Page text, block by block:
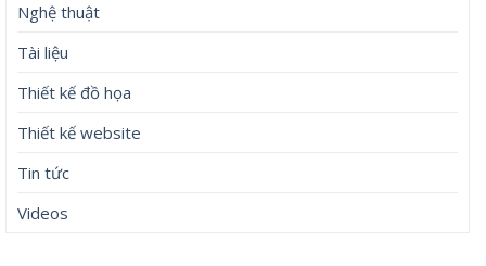
Nghệ thuật
Tài liệu
Thiết kế đồ họa
Thiết kế website
Tin tức
Videos